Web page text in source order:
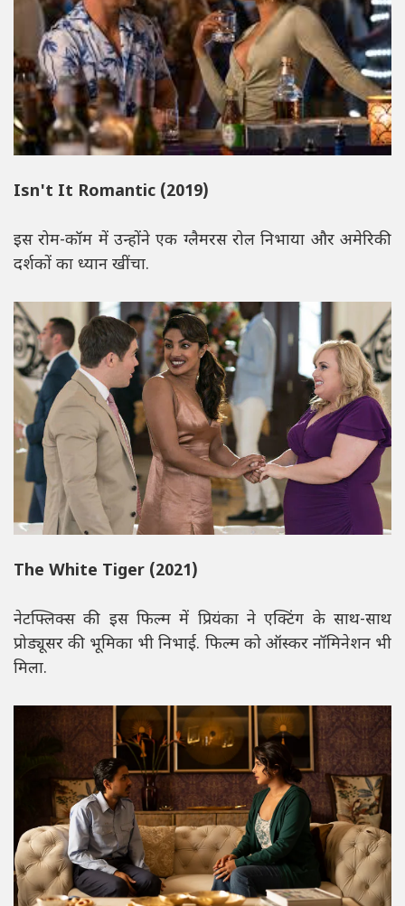
Isn't It Romantic (2019)
इस रोम-कॉम में उन्होंने एक ग्लैमरस रोल निभाया और अमेरिकी
दर्शकों का ध्यान खींचा.
The White Tiger (2021)
नेटफ्लिक्स की इस फिल्म में प्रियंका ने एक्टिंग के साथ-साथ
प्रोड्यूसर की भूमिका भी निभाई. फिल्म को ऑस्कर नॉमिनेशन भी
मिला.